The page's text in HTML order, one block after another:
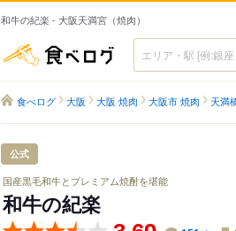
和牛の紀楽 - 大阪天満宮（焼肉）
食べログ
食べログ 大阪 大阪 焼肉 大阪市 焼肉 天満
公式
国産黒毛和牛とプレミアム焼酎を堪能
和牛の紀楽